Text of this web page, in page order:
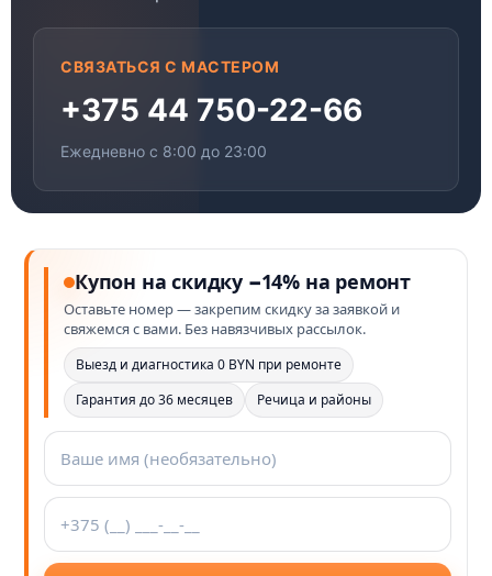
СВЯЗАТЬСЯ С МАСТЕРОМ
+375 44 750-22-66
Ежедневно с 8:00 до 23:00
Купон на скидку −14% на ремонт
Оставьте номер — закрепим скидку за заявкой и
свяжемся с вами. Без навязчивых рассылок.
Выезд и диагностика 0 BYN при ремонте
Гарантия до 36 месяцев
Речица и районы